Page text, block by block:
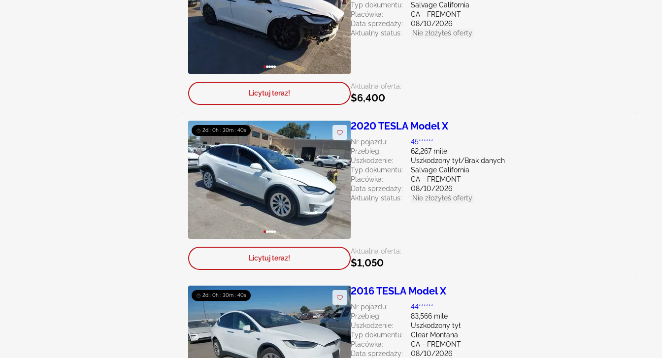
Typ dokumentu:
Salvage California
Placówka:
CA - FREMONT
Data sprzedaży:
08/10/2026
Aktualny status:
Nie złożyłeś oferty
Aktualna oferta:
$6,400
Licytuj teraz!
2d : 0h : 30m : 39s 2020 TESLA Model X
Nr pojazdu:
45******
Przebieg:
62,267 mile
Uszkodzenie:
Uszkodzony tył/Brak danych
Typ dokumentu:
Salvage California
Placówka:
CA - FREMONT
Data sprzedaży:
08/10/2026
Aktualny status:
Nie złożyłeś oferty
Aktualna oferta:
$1,050
Licytuj teraz!
2d : 0h : 30m : 39s 2016 TESLA Model X
Nr pojazdu:
44******
Przebieg:
83,566 mile
Uszkodzenie:
Uszkodzony tył
Typ dokumentu:
Clear Montana
Placówka:
CA - FREMONT
Data sprzedaży:
08/10/2026